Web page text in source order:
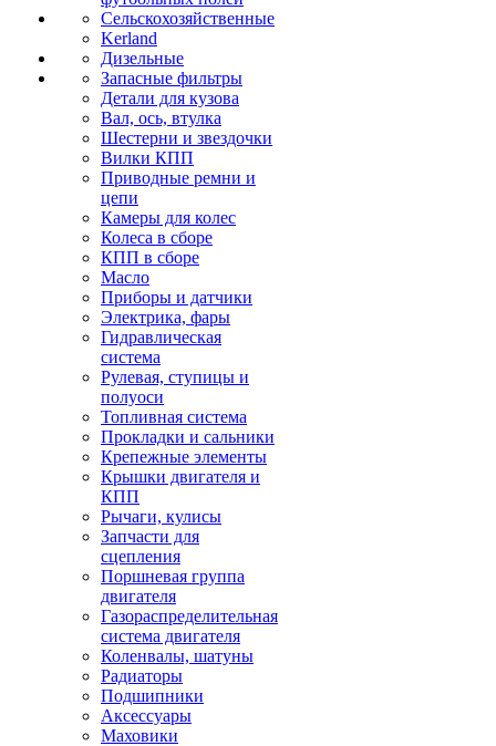
Сельскохозяйственные
Kerland
Дизельные
Запасные фильтры
Детали для кузова
Вал, ось, втулка
Шестерни и звездочки
Вилки КПП
Приводные ремни и
цепи
Камеры для колес
Колеса в сборе
КПП в сборе
Масло
Приборы и датчики
Электрика, фары
Гидравлическая
система
Рулевая, ступицы и
полуоси
Топливная система
Прокладки и сальники
Крепежные элементы
Крышки двигателя и
КПП
Рычаги, кулисы
Запчасти для
сцепления
Поршневая группа
двигателя
Газораспределительная
система двигателя
Коленвалы, шатуны
Радиаторы
Подшипники
Аксессуары
Маховики